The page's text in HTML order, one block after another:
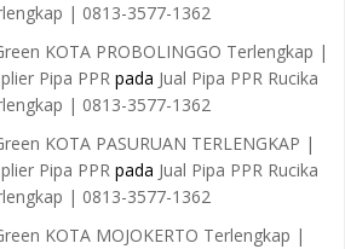
| 0813-3577-1362
KOTA PROBOLINGGO Terlengkap |
Pipa PPR pada Jual Pipa PPR Rucika
| 0813-3577-1362
KOTA PASURUAN TERLENGKAP |
Pipa PPR pada Jual Pipa PPR Rucika
| 0813-3577-1362
KOTA MOJOKERTO Terlengkap |